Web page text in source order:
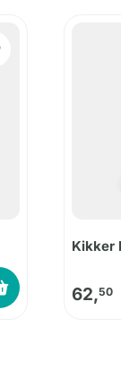
Kikker
62,50